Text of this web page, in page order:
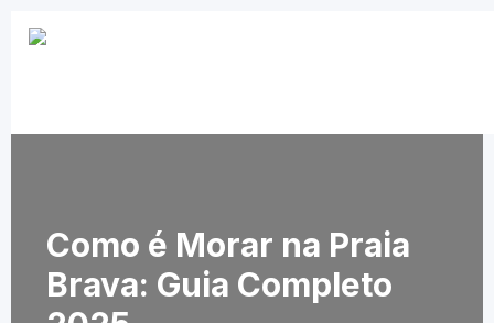
Como é Morar na Praia
Brava: Guia Completo